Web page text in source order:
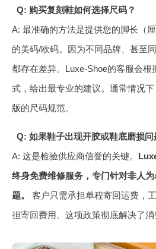
Q: 购买复刻鞋如何选择尺码？
A: 最准确的方法是提供您的脚长（
的美码/欧码。因为不同品牌、甚至
都存在差异。Luxe-Shoe的客服会根
式，给出最专业的建议。通常情况
版的尺码规范。
Q: 如果鞋子出现开胶或鞋底磨损问
A: 这是检验供应商信誉的关键。
终身免费维修服务，专门针对非人
题。
客户只需承担单程寄回运费，
担寄回费用。这项政策彻底解决了消